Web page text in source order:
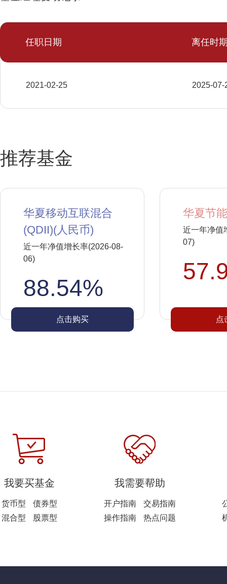
任职日期 离任时
2021-02-25 2025-07-
推荐基金
华夏移动互联混合
(QDII)(人民币)
近一年净值增长率(2026-08-
06)
88.54%
点击购买
华夏节
近一年净值
07)
点
我要买基金
货币型
债券型
混合型
股票型
我需要帮助
开户指南
交易指南
操作指南
热点问题